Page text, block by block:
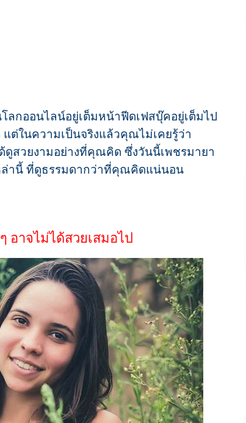
ลกออนไลน์อยู่เต็มหน้าฟีดเฟสบุ๊คอยู่เต็มไป
ต่ในความเป็นจริงแล้วคุณไม่เคยรู้ว่า
สวยงามอย่างที่คุณคิด ซึ่งวันนี้เพชรมายา
ล่านี้ ที่ดูธรรมดากว่าที่คุณคิดแน่นอน
อาจไม่ได้สวยเสมอไป